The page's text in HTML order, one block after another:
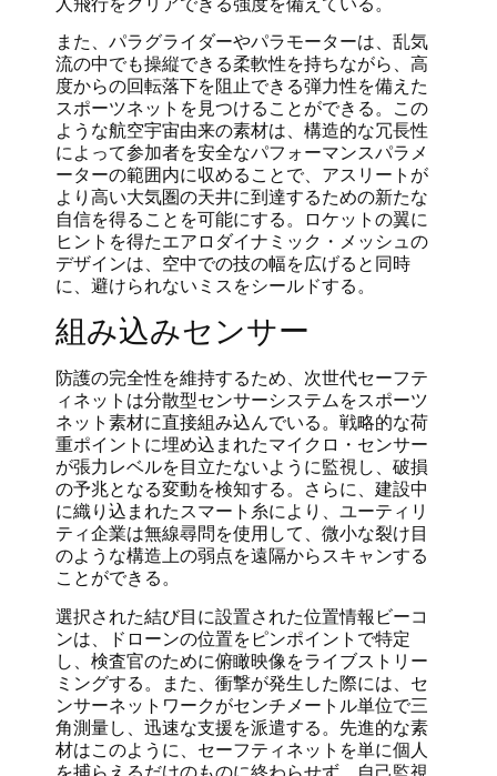
また、パラグライダーやパラモーターは、乱気
流の中でも操縦できる柔軟性を持ちながら、高
度からの回転落下を阻止できる弾力性を備えた
スポーツネットを見つけることができる。この
ような航空宇宙由来の素材は、構造的な冗長性
によって参加者を安全なパフォーマンスパラメ
ーターの範囲内に収めることで、アスリートが
より高い大気圏の天井に到達するための新たな
自信を得ることを可能にする。ロケットの翼に
ヒントを得たエアロダイナミック・メッシュの
デザインは、空中での技の幅を広げると同時
に、避けられないミスをシールドする。
組み込みセンサー
防護の完全性を維持するため、次世代セーフテ
ィネットは分散型センサーシステムをスポーツ
ネット素材に直接組み込んでいる。戦略的な荷
重ポイントに埋め込まれたマイクロ・センサー
が張力レベルを目立たないように監視し、破損
の予兆となる変動を検知する。さらに、建設中
に織り込まれたスマート糸により、ユーティリ
ティ企業は無線尋問を使用して、微小な裂け目
のような構造上の弱点を遠隔からスキャンする
ことができる。
選択された結び目に設置された位置情報ビーコ
ンは、ドローンの位置をピンポイントで特定
し、検査官のために俯瞰映像をライブストリー
ミングする。また、衝撃が発生した際には、セ
ンサーネットワークがセンチメートル単位で三
角測量し、迅速な支援を派遣する。先進的な素
材はこのように、セーフティネットを単に個人
を捕らえるだけのものに終わらせず、自己監視